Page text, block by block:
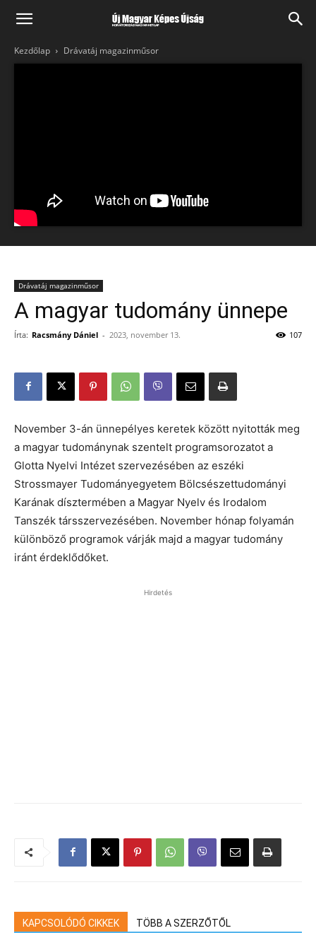
Kezdőlap Drávatáj magazinműsor
Drávatáj magazinműsor
A magyar tudomány ünnepe
Írta: Racsmány Dániel - 2023, november 13. 107
November 3-án ünnepélyes keretek között nyitották meg
a magyar tudománynak szentelt programsorozatot a
Glotta Nyelvi Intézet szervezésében az eszéki
Strossmayer Tudományegyetem Bölcsészettudományi
Karának dísztermében a Magyar Nyelv és Irodalom
Tanszék társszervezésében. November hónap folyamán
különböző programok várják majd a magyar tudomány
iránt érdeklődőket.
Hirdetés
KAPCSOLÓDÓ CIKKEK TÖBB A SZERZŐTŐL